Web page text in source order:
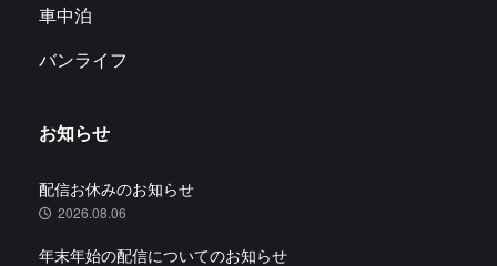
車中泊
バンライフ
お知らせ
配信お休みのお知らせ
2026.08.06
年末年始の配信についてのお知らせ